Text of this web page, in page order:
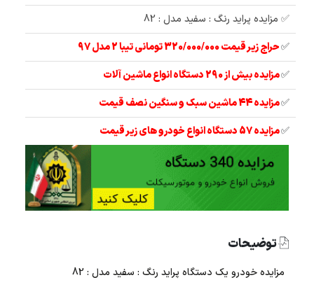
✅ مزایده پراید رنگ : سفید مدل : 82
✅حراج زیر قیمت 320/000/000 تومانی تیبا 2 مدل 97
✅مزایده بیش از 290 دستگاه انواع ماشین آلات
✅مزایده 44 ماشین سبک و سنگین نصف قیمت
✅مزایده 57 دستگاه انواع خودرو های زیر قیمت
توضیحات
مزایده خودرو یک دستگاه پراید رنگ : سفید مدل : 82